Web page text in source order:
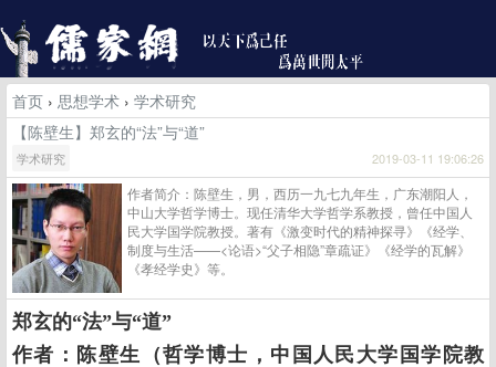
首页 › 思想学术 › 学术研究
【陈壁生】郑玄的“法”与“道”
学术研究 2019-03-11 19:06:26
作者简介：陈壁生，男，西历一九七九年生，广东潮阳人，
中山大学哲学博士。现任清华大学哲学系教授，曾任中国人
民大学国学院教授。著有《激变时代的精神探寻》《经学、
制度与生活——<论语>“父子相隐”章疏证》《经学的瓦解》
《孝经学史》等。
郑玄的“法”与“道”
作者： 陈壁生（哲学博士，中国人民大学国学院教